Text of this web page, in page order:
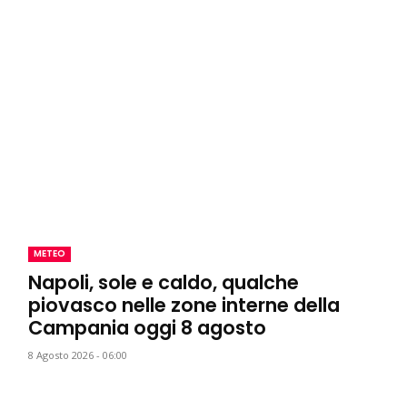
METEO
Napoli, sole e caldo, qualche
piovasco nelle zone interne della
Campania oggi 8 agosto
8 Agosto 2026 - 06:00